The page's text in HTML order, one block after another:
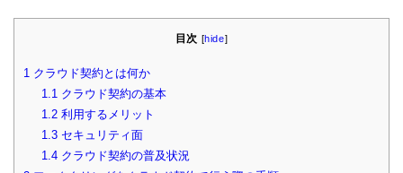
目次 [hide]
1 クラウド契約とは何か
1.1 クラウド契約の基本
1.2利用するメリット
1.3セキュリティ面
1.4クラウド契約の普及状況